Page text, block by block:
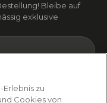
Bleibe auf
exklusive
zu
Cookies von